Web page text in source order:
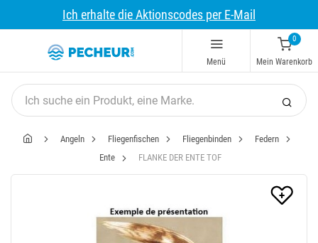
Ich erhalte die Aktionscodes per E-Mail
Menü
0
Mein Warenkorb
Angeln Fliegenfischen Fliegenbinden
Federn
Ente
FLANKE DER ENTE TOF